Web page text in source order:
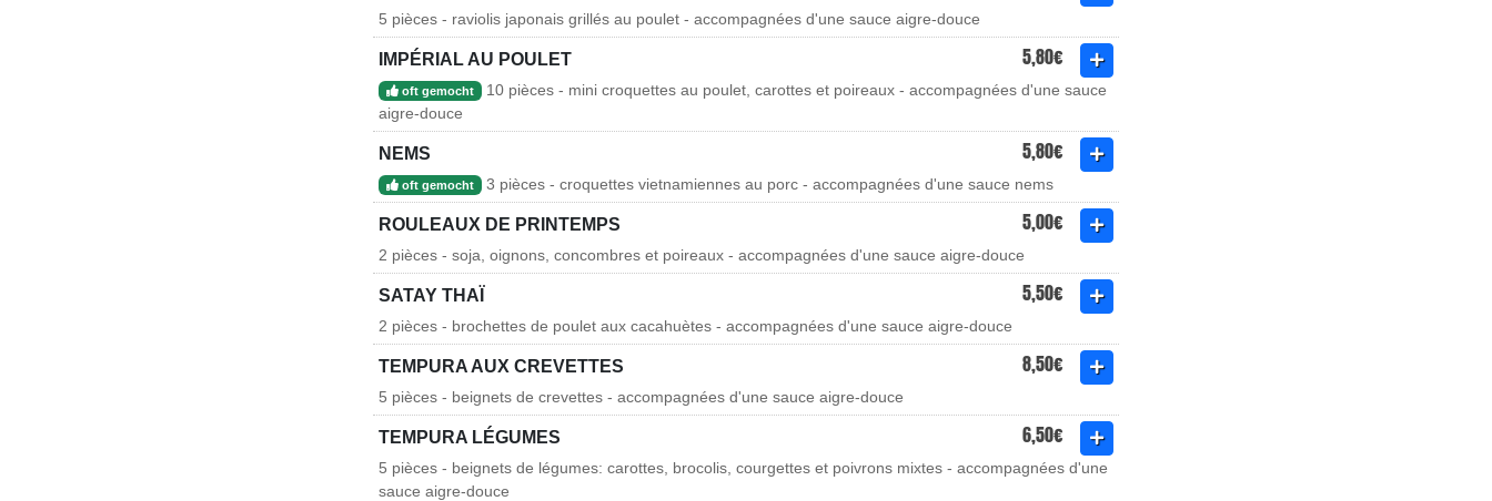
5 pièces - raviolis japonais grillés au poulet - accompagnées d'une sauce aigre-douce
IMPÉRIAL AU POULET 5,80€
oft gemocht
10 pièces - mini croquettes au poulet, carottes et poireaux - accompagnées d'une sauce
aigre-douce
NEMS 5,80€
oft gemocht 3 pièces - croquettes vietnamiennes au porc - accompagnées d'une sauce nems
ROULEAUX DE PRINTEMPS 5,00€
2 pièces - soja, oignons, concombres et poireaux - accompagnées d'une sauce aigre-douce
SATAY THAÏ 5,50€
2 pièces - brochettes de poulet aux cacahuètes - accompagnées d'une sauce aigre-douce
TEMPURA AUX CREVETTES 8,50€
5 pièces - beignets de crevettes - accompagnées d'une sauce aigre-douce
TEMPURA LÉGUMES 6,50€
5 pièces - beignets de légumes: carottes, brocolis, courgettes et poivrons mixtes - accompagnées d'une
sauce aigre-douce